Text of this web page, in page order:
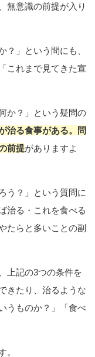
無意識の前提が入り
？」という問にも、
これまで見てきた宣
か？」という疑問の
治る食事がある。問
前提がありますよ
う？」という質問に
治る・これを食べる
たらと多いことの副
上記の3つの条件を
きたり、治るような
うものか？」「食べ
。